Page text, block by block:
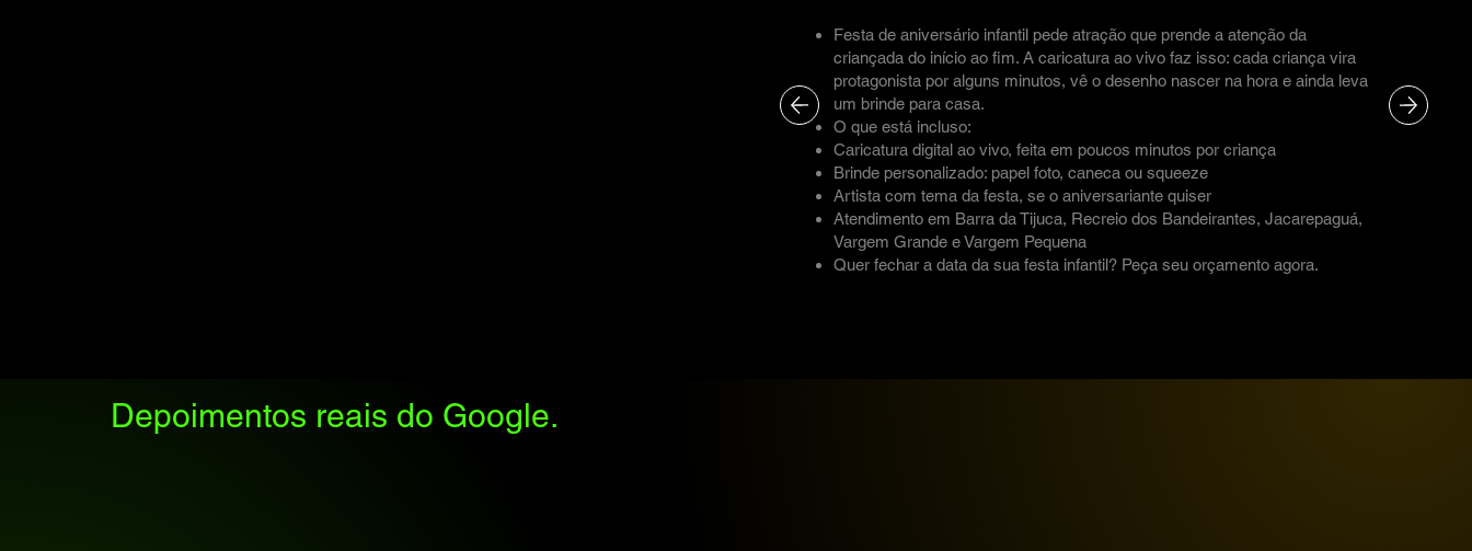
Festa de aniversário infantil pede atração que prende a atenção da
criançada do início ao fim. A caricatura ao vivo faz isso: cada criança vira
protagonista por alguns minutos, vê o desenho nascer na hora e ainda leva
um brinde para casa.
O que está incluso:
Caricatura digital ao vivo, feita em poucos minutos por criança
Brinde personalizado: papel foto, caneca ou squeeze
Artista com tema da festa, se o aniversariante quiser
Atendimento em Barra da Tijuca, Recreio dos Bandeirantes, Jacarepaguá,
Vargem Grande e Vargem Pequena
Quer fechar a data da sua festa infantil? Peça seu orçamento agora.
Depoimentos reais do Google.